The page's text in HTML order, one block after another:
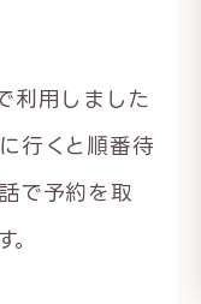
利用しました
行くと順番待
で予約を取